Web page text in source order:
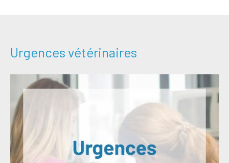
Urgences vétérinaires